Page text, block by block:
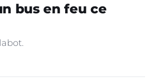
bus en feu ce